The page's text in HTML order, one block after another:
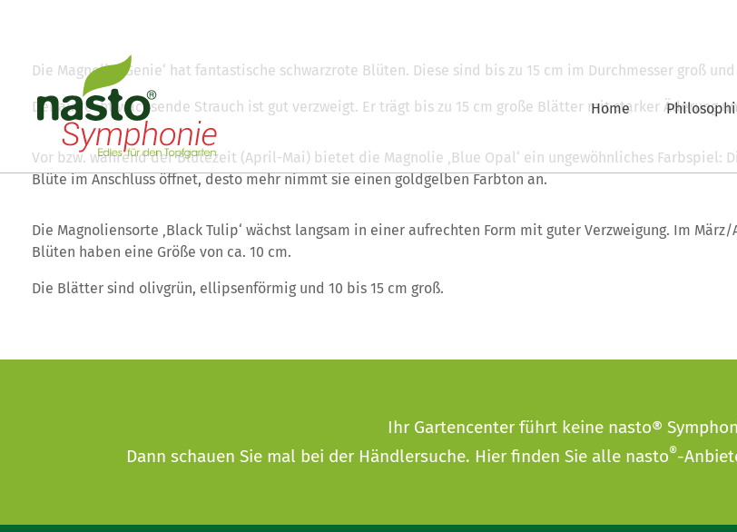
Home
Die Magnolie ‚Genie‘ hat fantastische schwarzrote Blüten. Diese sind bis zu 15 cm im Durchmesser groß
Der aufrecht wachsende Strauch ist gut verzweigt. Er trägt bis zu 15 cm große Blätter mit starker Äderung
Vor bzw. während der Blütezeit (April-Mai) bietet die Magnolie ‚Blue Opal‘ ein ungewöhnliches
Blüte im Anschluss öffnet, desto mehr nimmt sie einen goldgelben Farbton an.
Die Magnoliensorte ‚Black Tulip‘ wächst langsam in einer aufrechten Form mit guter Verzweigung. Im
Blüten haben eine Größe von ca. 10 cm.
Die Blätter sind olivgrün, ellipsenförmig und 10 bis 15 cm groß.
Ihr Gartencenter führt keine nasto®
Dann schauen Sie mal bei der Händlersuche. Hier finden Sie alle nasto®-